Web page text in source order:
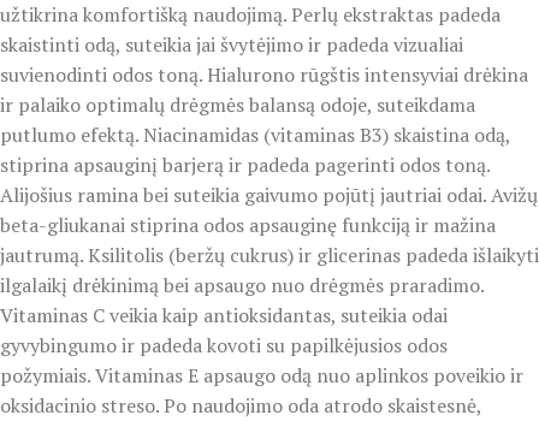
užtikrina komfortišką naudojimą. Perlų ekstraktas padeda
skaistinti odą, suteikia jai švytėjimo ir padeda vizualiai
suvienodinti odos toną. Hialurono rūgštis intensyviai drėkina
ir palaiko optimalų drėgmės balansą odoje, suteikdama
putlumo efektą. Niacinamidas (vitaminas B3) skaistina odą,
stiprina apsauginį barjerą ir padeda pagerinti odos toną.
Alijošius ramina bei suteikia gaivumo pojūtį jautriai odai. Avižų
beta-gliukanai stiprina odos apsauginę funkciją ir mažina
jautrumą. Ksilitolis (beržų cukrus) ir glicerinas padeda išlaikyti
ilgalaikį drėkinimą bei apsaugo nuo drėgmės praradimo.
Vitaminas C veikia kaip antioksidantas, suteikia odai
gyvybingumo ir padeda kovoti su papilkėjusios odos
požymiais. Vitaminas E apsaugo odą nuo aplinkos poveikio ir
oksidacinio streso. Po naudojimo oda atrodo skaistesnė,